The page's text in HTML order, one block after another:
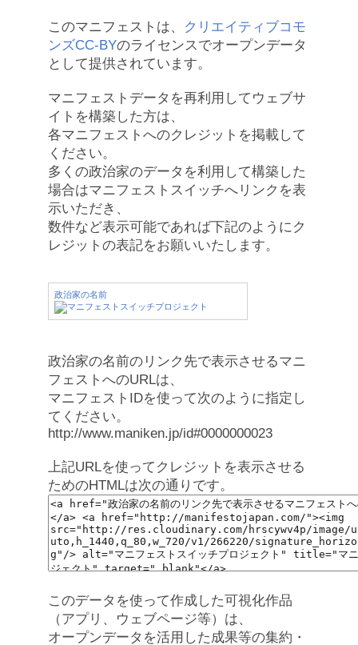
このマニフェストは、
クリエイティブコモ
ンズCC-BYのライセンスでオープンデータ
として提供されています。
マニフェストデータを再利用してウェブサ
イトを構築した方は、
各マニフェストへのクレジットを掲載して
ください。
多くの政治家のデータを利用して構築した
場合はマニフェストスイッチへリンクを表
示いただき、
数件など表示可能であれば下記のようにク
レジットの表記をお願いいたします。
政治家の名前
政治家の名前のリンク先で表示させるマニ
フェストへのURLは、
マニフェストIDを使って次のように指定し
てください。
http://www.maniken.jp/id#0000000023
上記URLを使ってクレジットを表示させる
ためのHTMLは次の通りです。
このデータを使って作成した可視化作品
（アプリ、ウェブページ等）は、
オープンデータを活用した成果等の集約・